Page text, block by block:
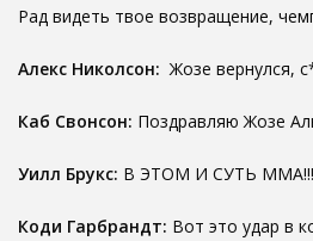
Рад видеть твое возвращение,
Алекс Николсон: Жозе вернулся,
Каб Свонсон: Поздравляю Жозе
Уилл Брукс: В ЭТОМ И СУТЬ
Коди Гарбрандт: Вот это удар в